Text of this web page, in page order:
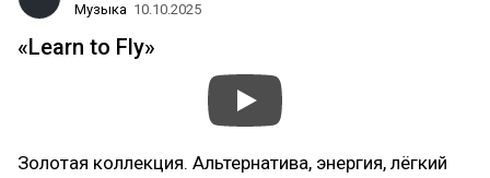
Музыка 10.10.2025
«Learn to Fly»
Золотая коллекция. Альтернатива, энергия, лёгкий